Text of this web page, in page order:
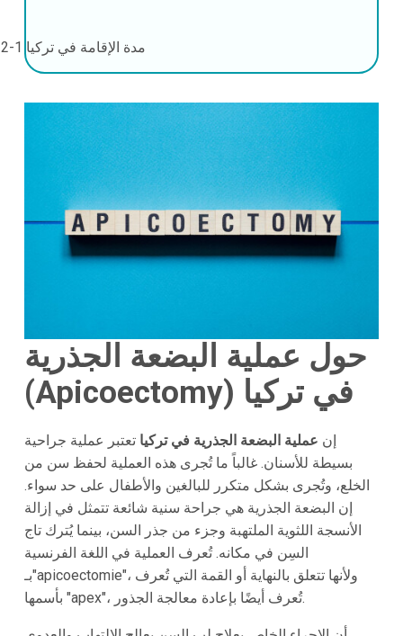
مدة الإقامة في تركيا 1-2 أيام
حول عملية البضعة الجذرية
(Apicoectomy) في تركيا
إن عملية البضعة الجذرية في تركيا تعتبر عملية جراحية
بسيطة للأسنان. غالباً ما تُجرى هذه العملية لحفظ سن من
الخلع، وتُجرى بشكل متكرر للبالغين والأطفال على حد سواء.
إن البضعة الجذرية هي جراحة سنية شائعة تتمثل في إزالة
الأنسجة اللثوية الملتهبة وجزء من جذر السن، بينما يُترك تاج
السِن في مكانه. تُعرف العملية في اللغة الفرنسية
بـ"apicoectomie"، ولأنها تتعلق بالنهاية أو القمة التي تُعرف
بأسمها "apex"، تُعرف أيضًا بإعادة معالجة الجذور.